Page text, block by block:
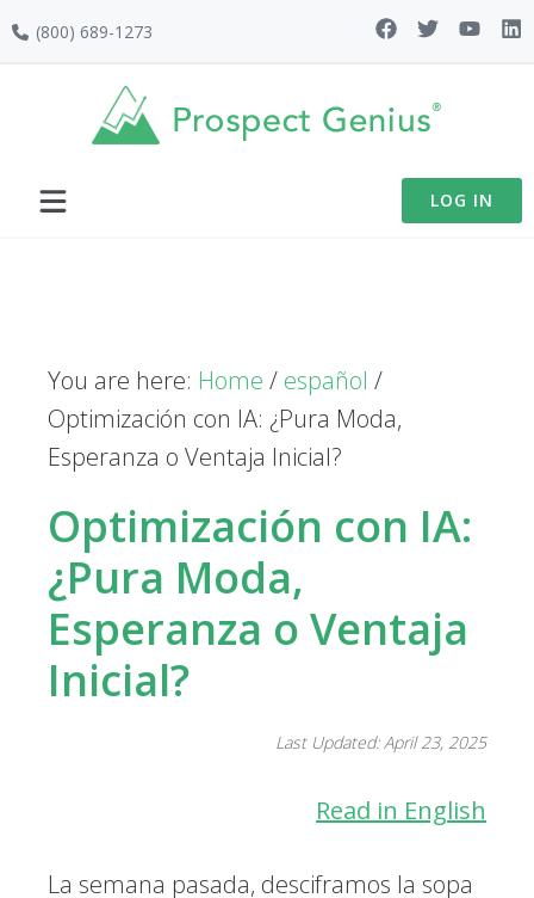
Skip
navigation
Skip
Skip(800) 689-1273
LOG IN
You are here: Home / español /
Optimización con IA: ¿Pura Moda,
Esperanza o Ventaja Inicial?
Optimización con IA:
¿Pura Moda,
Esperanza o Ventaja
Inicial?
Last Updated: April 23, 2025
Read in English
La semana pasada, desciframos la sopa